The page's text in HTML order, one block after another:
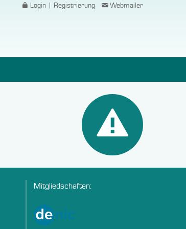
Login | Registrierung Webmailer
Mitgliedschaften: